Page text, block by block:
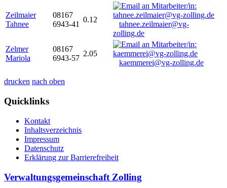
Zeilmaier
Tahnee
08167
6943-41
0.12
tahnee.zeilmaier@vg-
zolling.de
Zelmer
Mariola
08167
6943-57
2.05
kaemmerei@vg-zolling.de
drucken nach oben
Quicklinks
Kontakt
Inhaltsverzeichnis
Impressum
Datenschutz
Erklärung zur Barrierefreiheit
Verwaltungsgemeinschaft Zolling